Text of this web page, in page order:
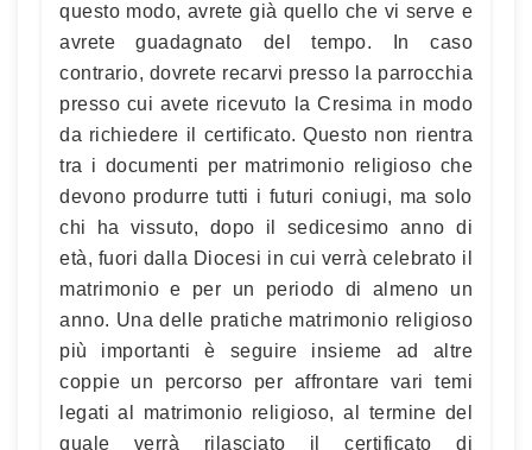
questo modo, avrete già quello che vi serve e
avrete guadagnato del tempo. In caso
contrario, dovrete recarvi presso la parrocchia
presso cui avete ricevuto la Cresima in modo
da richiedere il certificato. Questo non rientra
tra i documenti per matrimonio religioso che
devono produrre tutti i futuri coniugi, ma solo
chi ha vissuto, dopo il sedicesimo anno di
età, fuori dalla Diocesi in cui verrà celebrato il
matrimonio e per un periodo di almeno un
anno. Una delle pratiche matrimonio religioso
più importanti è seguire insieme ad altre
coppie un percorso per affrontare vari temi
legati al matrimonio religioso, al termine del
quale verrà rilasciato il certificato di